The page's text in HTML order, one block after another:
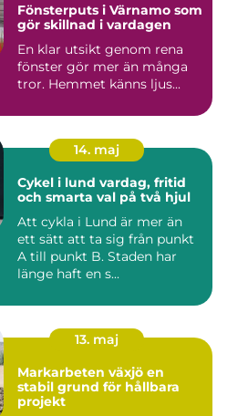
Fönsterputs i Värnamo som
gör skillnad i vardagen
En klar utsikt genom rena
fönster gör mer än många
tror. Hemmet känns ljus...
14. maj
Cykel i lund vardag, fritid
och smarta val på två hjul
Att cykla i Lund är mer än
ett sätt att ta sig från punkt
A till punkt B. Staden har
länge haft en s...
13. maj
Markarbeten växjö en
stabil grund för hållbara
projekt